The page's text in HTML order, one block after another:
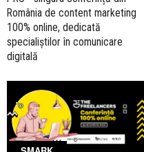
România de content marketing
100% online, dedicată
specialiștilor în comunicare
digitală